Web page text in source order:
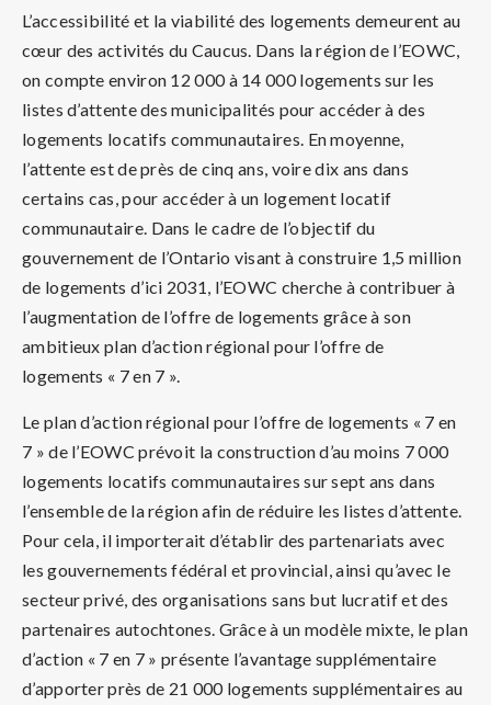
L’accessibilité et la viabilité des logements demeurent au
cœur des activités du Caucus. Dans la région de l’EOWC,
on compte environ 12 000 à 14 000 logements sur les
listes d’attente des municipalités pour accéder à des
logements locatifs communautaires. En moyenne,
l’attente est de près de cinq ans, voire dix ans dans
certains cas, pour accéder à un logement locatif
communautaire. Dans le cadre de l’objectif du
gouvernement de l’Ontario visant à construire 1,5 million
de logements d’ici 2031, l’EOWC cherche à contribuer à
l’augmentation de l’offre de logements grâce à son
ambitieux plan d’action régional pour l’offre de
logements « 7 en 7 ».
Le plan d’action régional pour l’offre de logements « 7 en
7 » de l’EOWC prévoit la construction d’au moins 7 000
logements locatifs communautaires sur sept ans dans
l’ensemble de la région afin de réduire les listes d’attente.
Pour cela, il importerait d’établir des partenariats avec
les gouvernements fédéral et provincial, ainsi qu’avec le
secteur privé, des organisations sans but lucratif et des
partenaires autochtones. Grâce à un modèle mixte, le plan
d’action « 7 en 7 » présente l’avantage supplémentaire
d’apporter près de 21 000 logements supplémentaires au